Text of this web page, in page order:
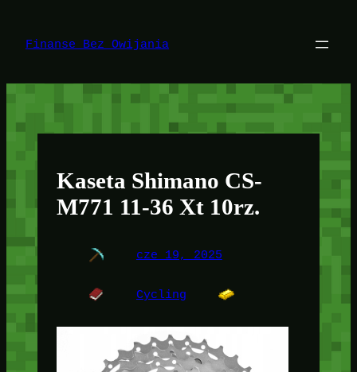
treści
Finanse Bez Owijania
Kaseta Shimano CS-
M771 11-36 Xt 10rz.
cze 19, 2025
Cycling